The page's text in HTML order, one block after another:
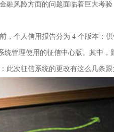
融风险方面的问题面临着巨大考
个人信用报告分为 4 个版本：供
管理使用的征信中心版。其中，
次征信系统的更改有这么几条跟